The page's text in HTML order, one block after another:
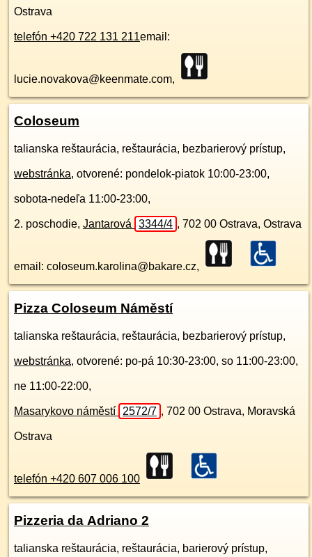
Ostrava
telefón +420 722 131 211email:
lucie.novakova@keenmate.com,
Coloseum
talianska reštaurácia, reštaurácia, bezbarierový prístup,
webstránka, otvorené: pondelok-piatok 10:00-23:00,
sobota-nedeľa 11:00-23:00,
2. poschodie, Jantarová 3344/4 , 702 00 Ostrava, Ostrava
email: coloseum.karolina@bakare.cz,
Pizza Coloseum Náměstí
talianska reštaurácia, reštaurácia, bezbarierový prístup,
webstránka, otvorené: po-pá 10:30-23:00, so 11:00-23:00,
ne 11:00-22:00,
Masarykovo náměstí 2572/7 , 702 00 Ostrava, Moravská
Ostrava
telefón +420 607 006 100
Pizzeria da Adriano 2
talianska reštaurácia, reštaurácia, barierový prístup,